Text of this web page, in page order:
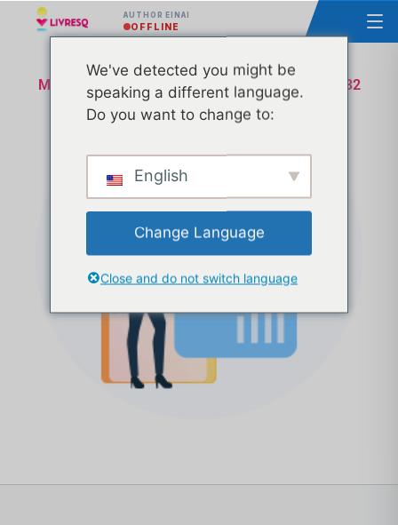
AUTHOR ΕΊΝΑΙ
OFFLINE
Μάθημα - Βασικές αρχές του LIVRESQ - Ομάδα 32
We've detected you might be
speaking a different language.
Do you want to change to:
English
Change Language
Close and do not switch language